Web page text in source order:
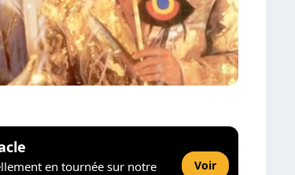
en tournée sur notre
Voir